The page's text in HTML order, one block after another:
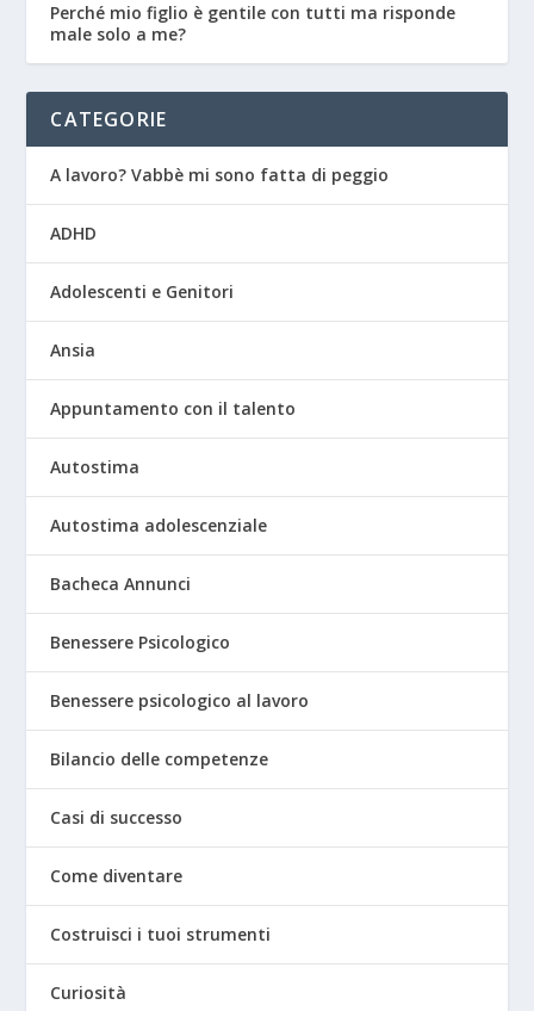
Perché mio figlio è gentile con tutti ma risponde
male solo a me?
CATEGORIE
A lavoro? Vabbè mi sono fatta di peggio
ADHD
Adolescenti e Genitori
Ansia
Appuntamento con il talento
Autostima
Autostima adolescenziale
Bacheca Annunci
Benessere Psicologico
Benessere psicologico al lavoro
Bilancio delle competenze
Casi di successo
Come diventare
Costruisci i tuoi strumenti
Curiosità